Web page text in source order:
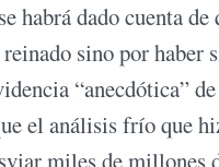
habrá dado cuenta
sino por haber
“anecdótica”
el análisis frío que